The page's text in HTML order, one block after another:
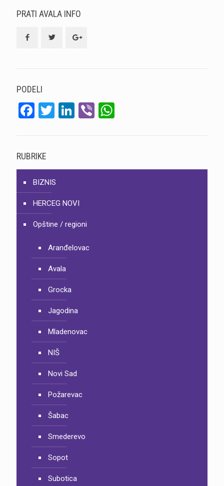
PRATI AVALA INFO
PODELI
Facebook
Twitter
LinkedIn
Viber
RUBRIKE
BIZNIS
HERCEG NOVI
Opštine / regioni
Aranđelovac
Avala
Grocka
Jagodina
Mladenovac
NIŠ
Novi Sad
Požarevac
Šabac
Smederevo
Sopot
Subotica